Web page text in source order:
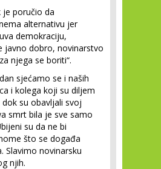
je poručio da
alternativu jer
demokraciju,
javno dobro, novinarstvo
njega se boriti“.
sjećamo se i naših
i kolega koji su diljem
su obavljali svoj
smrt bila je sve samo
su da ne bi
što se događa
Slavimo novinarsku
njih.